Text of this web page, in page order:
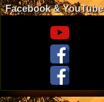
Facebook & YouTube